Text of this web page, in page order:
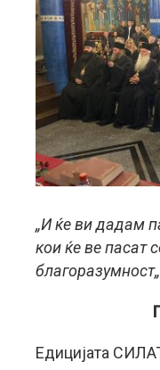
„И ќе ви дадам
кои ќе ве пасат
благоразумност„
Едицијата